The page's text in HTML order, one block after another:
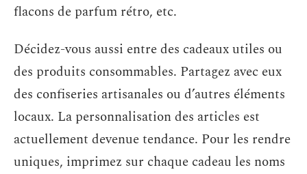
flacons de parfum rétro, etc.
Décidez-vous aussi entre des cadeaux utiles ou
des produits consommables. Partagez avec eux
des confiseries artisanales ou d’autres éléments
locaux. La personnalisation des articles est
actuellement devenue tendance. Pour les rendre
uniques, imprimez sur chaque cadeau les noms